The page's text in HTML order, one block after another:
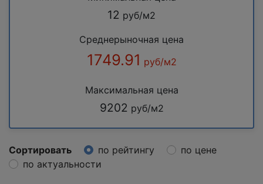
12 руб/м2
Среднерыночная цена
1749.91 руб/м2
Максимальная цена
9202 руб/м2
Сортировать по рейтингу
по цене
по актуальности